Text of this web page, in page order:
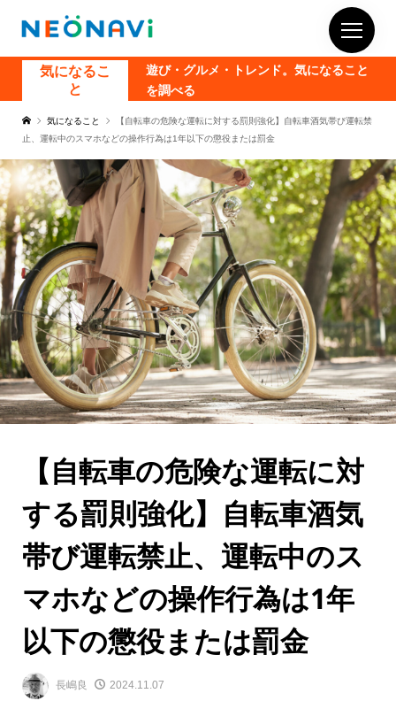
気になるこ
と
遊び・グルメ・トレンド。気になること
を調べる
気になること
【自転車の危険な運転に対する罰則強化】自転車酒気帯び運転禁
止、運転中のスマホなどの操作行為は1年以下の懲役または罰金
【自転車の危険な運転に対
する罰則強化】自転車酒気
帯び運転禁止、運転中のス
マホなどの操作行為は1年
以下の懲役または罰金
長嶋良 2024.11.07